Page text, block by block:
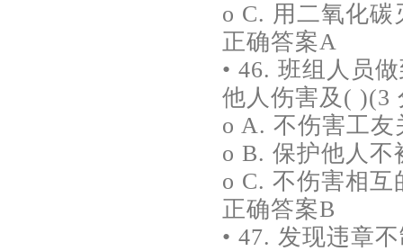
o C. 用二氧化
正确答案A
• 46. 班组人员
他人伤害及( )(3
o A. 不伤害工友
o B. 保护他人不
o C. 不伤害相互
正确答案B
• 47. 发现违章